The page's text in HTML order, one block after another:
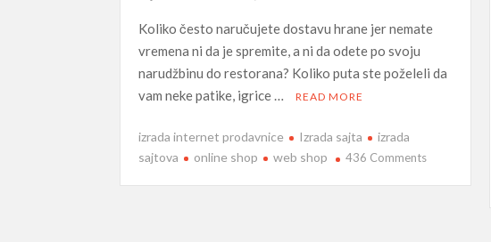
Koliko često naručujete dostavu hrane jer nemate
vremena ni da je spremite, a ni da odete po svoju
narudžbinu do restorana? Koliko puta ste poželeli da
vam neke patike, igrice …
READ MORE
izrada internet prodavnice Izrada sajta
izrada
sajtova
online shop web shop 436 Commentson